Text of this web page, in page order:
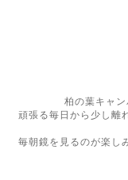
柏の葉キャン
頑張る毎日から少し離
毎朝鏡を見るのが楽し